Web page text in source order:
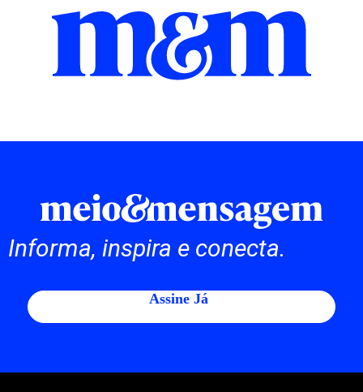
Informa, inspira e conecta.
Assine Já